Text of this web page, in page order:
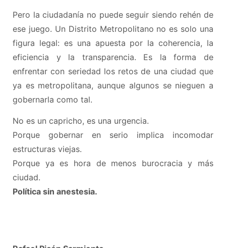
Pero la ciudadanía no puede seguir siendo rehén de
ese juego. Un Distrito Metropolitano no es solo una
figura legal: es una apuesta por la coherencia, la
eficiencia y la transparencia. Es la forma de
enfrentar con seriedad los retos de una ciudad que
ya es metropolitana, aunque algunos se nieguen a
gobernarla como tal.
No es un capricho, es una urgencia.
Porque gobernar en serio implica incomodar
estructuras viejas.
Porque ya es hora de menos burocracia y más
ciudad.
Política sin anestesia.